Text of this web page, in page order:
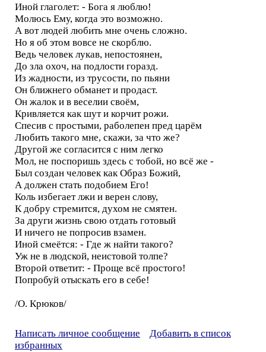
Иной глаголет: - Бога я люблю!
Молюсь Ему, когда это возможно.
А вот людей любить мне очень сложно.
Но я об этом вовсе не скорблю.
Ведь человек лукав, непостоянен,
До зла охоч, на подлости горазд.
Из жадности, из трусости, по пьяни
Он ближнего обманет и продаст.
Он жалок и в веселии своём,
Кривляется как шут и корчит рожи.
Спесив с простыми, раболепен пред царём
Любить такого мне, скажи, за что же?
Другой же согласится с ним легко
Мол, не поспоришь здесь с тобой, но всё же -
Был создан человек как Образ Божий,
А должен стать подобием Его!
Коль избегает лжи и верен слову,
К добру стремится, духом не смятен.
За други жизнь свою отдать готовый
И ничего не попросив взамен.
Иной смеётся: - Где ж найти такого?
Уж не в людской, неистовой толпе?
Второй ответит: - Проще всё простого!
Попробуй отыскать его в себе!
/О. Крюков/
Написать личное сообщение
Добавить в список
избранных